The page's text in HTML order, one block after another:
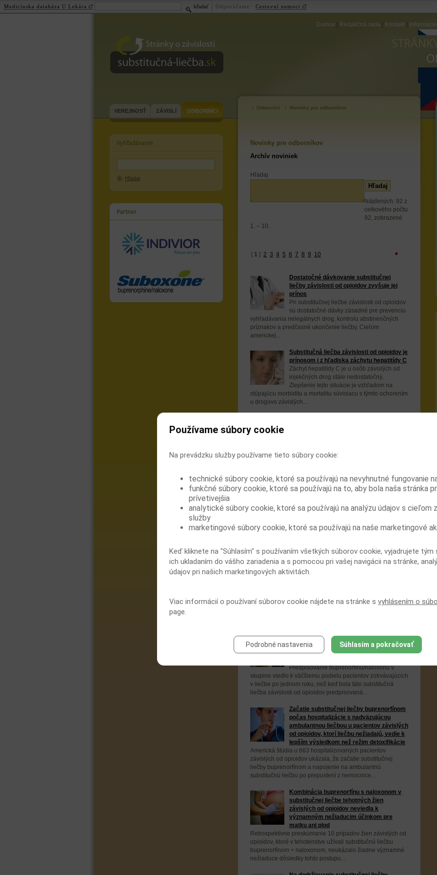
Domov Redakčná rada Kontakt
substitučná-liečba.sk
VEREJNOSŤ ZÁVISLÍ ODBORNÍCI
Hľadaj
Odborníci Novinky pre odborníkov
Novinky pre odborníkov
Archív noviniek
Hľadaj
Nájdených: 92 z
celkového počtu
92, zobrazené
1. – 10.
[ 1 ] 2 3 4 5 6 7 8 9 10
Dostatočné dávkovanie substitučnej
liečby závislosti od opioidov zvyšuje jej
prínos
Pri substitučnej liečbe závislosti od opioidov
sú dostatočné dávky zásadné pre prevenciu
vyhľadávania nelegálnych drog, kontrolu abstinenčných
príznakov a predčasné ukončenie liečby. Cieľom
americkej...
Substitučná liečba závislosti od opioidov je
prínosom i z hľadiska záchytu hepatitídy C
Záchyt hepatitídy C je u osôb závislých od
injekčných drog stále nedostatočný.
Zlepšenie tejto situácie je vzhľadom na
stúpajúcu morbiditu a mortalitu súvisiacu s týmto ochorením
u drogovo závislých...
a novembrom 2011 testované séra väzňov z
13 ukrajinských väzníc krátko pred prepustením. Zo 402
Vyššia cena buprenorfínu vo väzení
dokladá jeho vyššiu zneužiteľnosť oproti
Vzhľadom na dôkazy o zneužívaní
správy z mimoväzenského prostredia, že kombinácia
Užívanie injekčných drog a delenie sa o
ihly je u HIV pozitívnych väzňov kriticky
vysoké
vysokú mieru užívania injekčných drog vo väzení a
Skupinová liečba
buprenorfínom/naloxonom môže zlepšiť
dodržiavanie substitučnej liečby závislosti
Predpisovanie buprenorfínu/naloxonu v
skupine viedlo k väčšiemu podielu pacientov zotrvávajúcich
v liečbe po jednom roku, než keď bola táto substitučná
liečba závislosti od opioidov predpisovaná...
Začatie substitučnej liečby buprenorfínom
počas hospitalizácie s nadväzujúcou
ambulantnou liečbou u pacientov závislých
od opioidov, ktorí liečbu nežiadajú, vedie k
lepším výsledkom než režim detoxifikácie
Americká štúdia u 663 hospitalizovaných pacientov
závislých od opioidov ukázala, že začatie substitučnej
liečby buprenorfínom a napojenie na ambulantnú
substitučnú liečbu po prepustení z nemocnice...
Kombinácia buprenorfínu s naloxonom v
substitučnej liečbe tehotných žien
závislých od opioidov neviedla k
významným nežiaducim účinkom pre
matku ani plod
Retrospektívne preskúmanie 10 prípadov žien závislých od
opioidov, ktoré v tehotenstve užívali substitučnú liečbu
buprenorfínom + naloxonom, neukázalo žiadne významné
nežiaduce dôsledky tohto postupu...
Medicínska databáza U Lekára hľadať Odporúčame: Cestovní nemoci
Používame súbory cookie
Na prevádzku služby používame tieto súbory cookie:
technické súbory cookie, ktoré sa používajú na nevyhnutné fungovanie
funkčné súbory cookie, ktoré sa používajú na to, aby bola naša stránka
prívetivejšia
analytické súbory cookie, ktoré sa používajú na analýzu údajov s cieľom
služby
marketingové súbory cookie, ktoré sa používajú na naše marketingové
Keď kliknete na "Súhlasím" s používaním všetkých súborov cookie, vyjadrujete tým
ich ukladaním do vášho zariadenia a s pomocou pri vašej navigácii na stránke,
údajov pri našich marketingových aktivitách.
Viac informácií o používaní súborov cookie nájdete na stránke s vyhlásením o
page.
Podrobné nastavenia Súhlasím a pokračovať